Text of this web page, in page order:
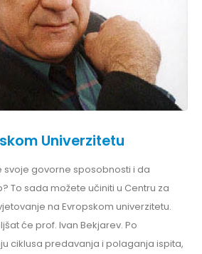
Univerzitetu
svoje govorne sposobnosti i da
To sada možete učiniti u Centru za
na Evropskom univerzitetu.
će prof. Ivan Bekjarev. Po
ciklusa predavanja i polaganja ispita,